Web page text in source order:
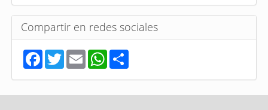
Compartir en redes sociales
F
a
c
e
b
T
w
t
t
E
m
a
i
l
W
h
a
t
s
S
h
r
e